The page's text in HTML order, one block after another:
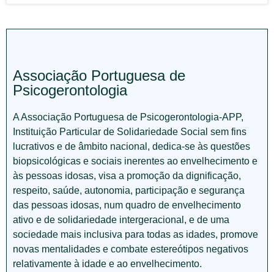
Associação Portuguesa de
Psicogerontologia
A Associação Portuguesa de Psicogerontologia-APP,
Instituição Particular de Solidariedade Social sem fins
lucrativos e de âmbito nacional, dedica-se às questões
biopsicológicas e sociais inerentes ao envelhecimento e
às pessoas idosas, visa a promoção da dignificação,
respeito, saúde, autonomia, participação e segurança
das pessoas idosas, num quadro de envelhecimento
ativo e de solidariedade intergeracional, e de uma
sociedade mais inclusiva para todas as idades, promove
novas mentalidades e combate estereótipos negativos
relativamente à idade e ao envelhecimento.